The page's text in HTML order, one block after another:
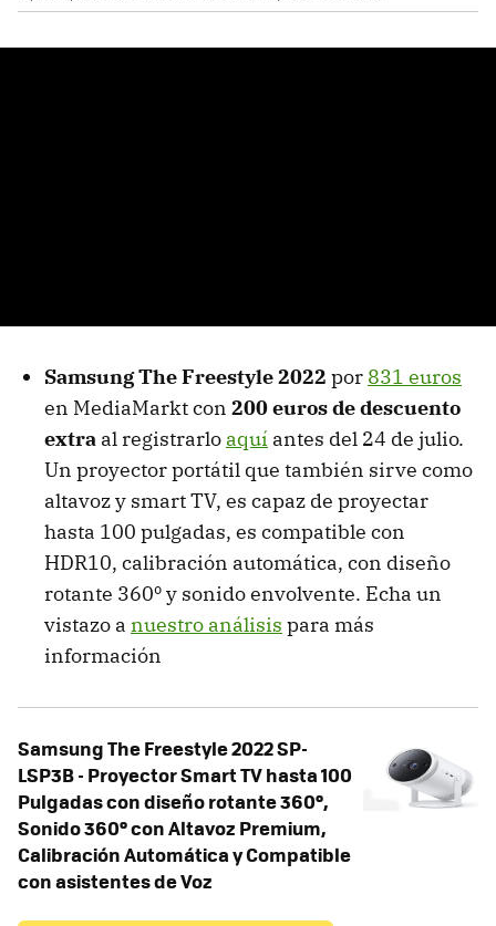
Samsung The Freestyle 2022 por 831 euros
en MediaMarkt con 200 euros de descuento
extra al registrarlo aquí antes del 24 de julio.
Un proyector portátil que también sirve como
altavoz y smart TV, es capaz de proyectar
hasta 100 pulgadas, es compatible con
HDR10, calibración automática, con diseño
rotante 360º y sonido envolvente. Echa un
vistazo a nuestro análisis para más
información
Samsung The Freestyle 2022 SP-
LSP3B - Proyector Smart TV hasta 100
Pulgadas con diseño rotante 360º,
Sonido 360º con Altavoz Premium,
Calibración Automática y Compatible
con asistentes de Voz